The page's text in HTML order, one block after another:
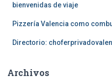
bienvenidas de viaje
Pizzería Valencia como
Directorio:
Archivos